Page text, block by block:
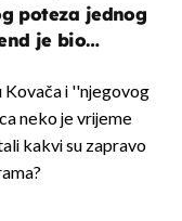
poteza jednog
je bio
Kovača i ''njegovog
neko je vrijeme
kakvi su zapravo